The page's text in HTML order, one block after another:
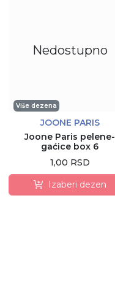
Nedostupno
Više dezena
JOONE PARIS
Joone Paris pelene-
gaćice box 6
1,00 RSD
Izaberi dezen